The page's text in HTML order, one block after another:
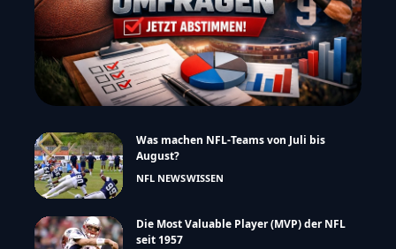
Was machen NFL-Teams von Juli bis
August?
NFL NEWSWISSEN
Die Most Valuable Player (MVP) der NFL
seit 1957